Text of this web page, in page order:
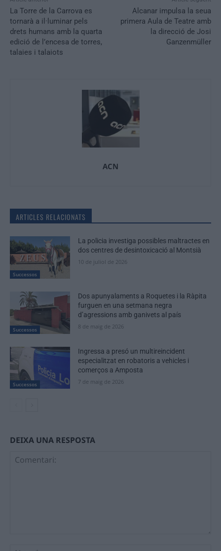
La Torre de la Carrova es
tornarà a il·luminar pels
drets humans amb la quarta
edició de l’encesa de torres,
talaies i talaiots
Alcanar impulsa la seua
primera Aula de Teatre amb
la direcció de Josi
Ganzenmüller
ACN
ARTICLES RELACIONATS
Successos
La policia investiga possibles maltractes en
dos centres de desintoxicació al Montsià
10 de juliol de 2026
Successos
Dos apunyalaments a Roquetes i la Ràpita
furguen en una setmana negra
d’agressions amb ganivets al país
8 de maig de 2026
Successos
Ingressa a presó un multireincident
especialitzat en robatoris a vehicles i
comerços a Amposta
7 de maig de 2026
DEIXA UNA RESPOSTA